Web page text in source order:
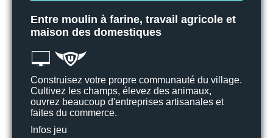
Entre moulin à farine, travail agricole et
maison des domestiques
Construisez votre propre communauté du village.
Cultivez les champs, élevez des animaux,
ouvrez beaucoup d'entreprises artisanales et
faites du commerce.
Infos jeu